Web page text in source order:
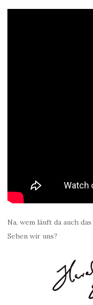
Na, wem läuft da auch
Sehen wir uns?